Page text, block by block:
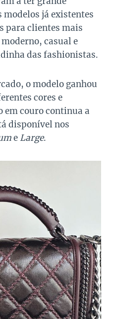
modelos já existentes
para clientes mais
casual e
das fashionistas.
o modelo ganhou
cores e
em couro continua a
disponível nos
e Large.